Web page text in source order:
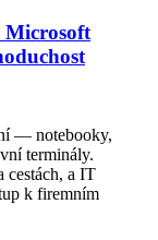
Microsoft
— notebooky,
terminály.
cestách, a IT
k firemním